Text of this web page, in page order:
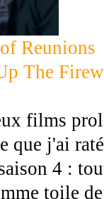
Reunions
The
films
que j'ai
4 :
toile